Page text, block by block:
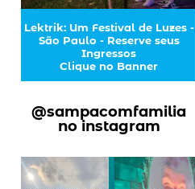
Lektrik: Um Festival de Luzes -
São Paulo - Reserve seus
Ingressos
Clique no Banner
@sampacomfamilia
no instagram